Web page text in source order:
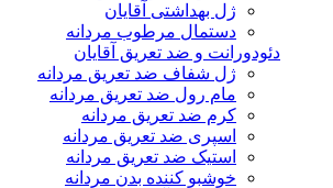
ژل بهداشتی آقایان
دستمال مرطوب مردانه
دئودورانت و ضد تعریق آقایان
ژل شفاف ضد تعریق مردانه
مام رول ضد تعریق مردانه
کرم ضد تعریق مردانه
اسپری ضد تعریق مردانه
استیک ضد تعریق مردانه
خوشبو کننده بدن مردانه